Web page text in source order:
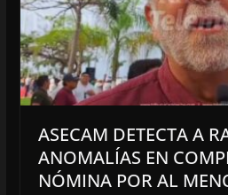
ASECAM DETECTA A
ANOMALÍAS EN
NÓMINA POR AL